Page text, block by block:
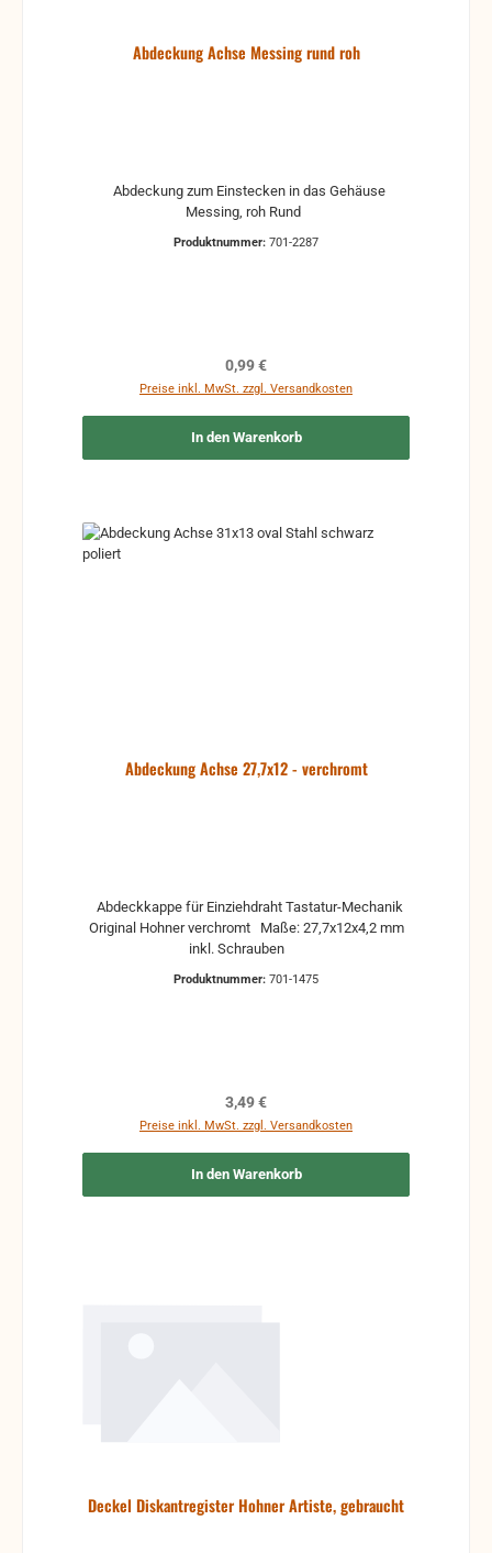
Abdeckung Achse Messing rund roh
Produktnummer: 701-2287
Regulärer Preis:
0,99 €
Preise inkl. MwSt. zzgl. Versandkosten
In den Warenkorb
Abdeckung Achse 27,7x12 - verchromt
Original Hohner verchromt Maße: 27,7x12x4,2 mm
Produktnummer: 701-1475
Regulärer Preis:
3,49 €
Preise inkl. MwSt. zzgl. Versandkosten
In den Warenkorb
Deckel Diskantregister Hohner Artiste, gebraucht